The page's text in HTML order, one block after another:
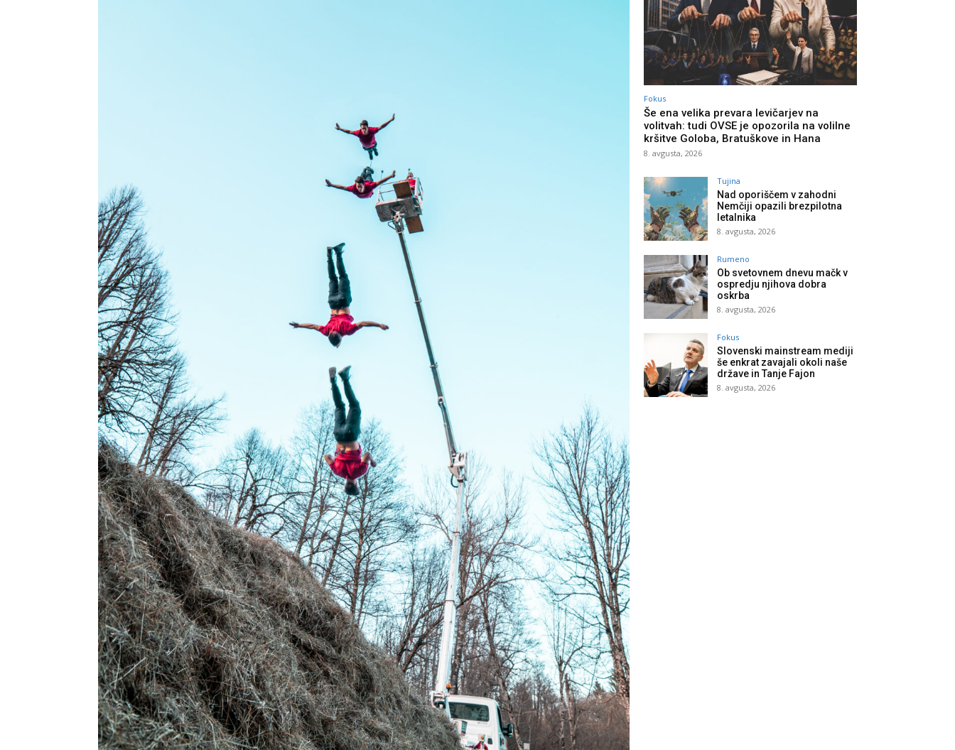
Fokus
Še ena velika prevara levičarjev na
volitvah: tudi OVSE je opozorila na volilne
kršitve Goloba, Bratuškove in Hana
8. avgusta, 2026
Tujina
Nad oporiščem v zahodni
Nemčiji opazili brezpilotna
letalnika
8. avgusta, 2026
Rumeno
Ob svetovnem dnevu mačk v
ospredju njihova dobra
oskrba
8. avgusta, 2026
Fokus
Slovenski mainstream mediji
še enkrat zavajali okoli naše
države in Tanje Fajon
8. avgusta, 2026